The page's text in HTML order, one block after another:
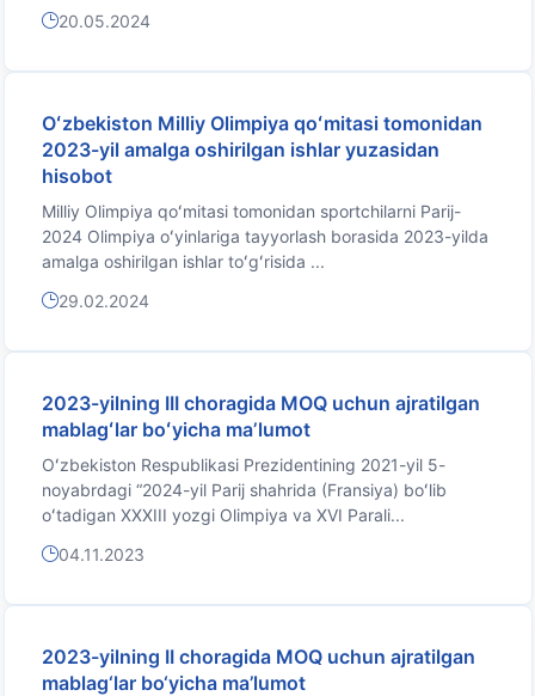
20.05.2024
Oʻzbekiston Milliy Olimpiya qoʻmitasi tomonidan
2023-yil amalga oshirilgan ishlar yuzasidan
hisobot
Milliy Olimpiya qoʻmitasi tomonidan sportchilarni Parij-
2024 Olimpiya oʻyinlariga tayyorlash borasida 2023-yilda
amalga oshirilgan ishlar toʻgʻrisida ...
29.02.2024
2023-yilning III choragida MOQ uchun ajratilgan
mablagʻlar boʻyicha maʼlumot
Oʻzbekiston Respublikasi Prezidentining 2021-yil 5-
noyabrdagi “2024-yil Parij shahrida (Fransiya) boʻlib
oʻtadigan XXXIII yozgi Olimpiya va XVI Parali...
04.11.2023
2023-yilning II choragida MOQ uchun ajratilgan
mablag‘lar bo‘yicha ma’lumot